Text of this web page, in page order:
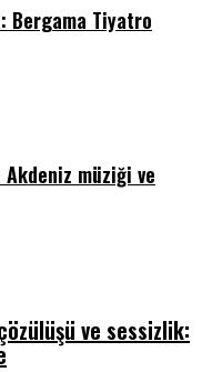
Bergama Tiyatro
Akdeniz müziği ve
ve sessizlik: